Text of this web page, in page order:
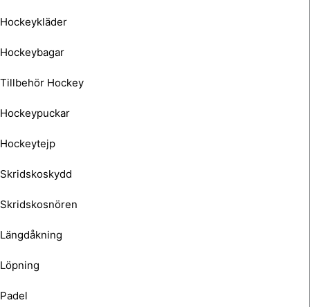
Hockeykläder
Hockeybagar
Tillbehör Hockey
Hockeypuckar
Hockeytejp
Skridskoskydd
Skridskosnören
Längdåkning
Löpning
Padel